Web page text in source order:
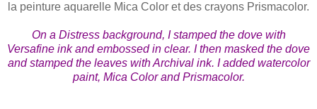
la peinture aquarelle Mica Color et des crayons Prismacolor.
On a Distress background, I stamped the dove with
Versafine ink and embossed in clear. Ithen masked the dove
and stamped the leaves with Archival ink. I added watercolor
paint, Mica Color and Prismacolor.